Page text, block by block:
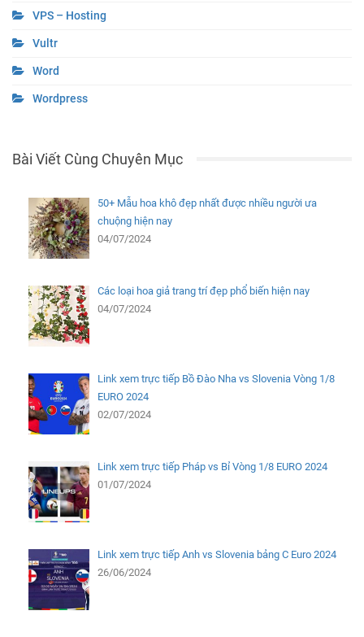
VPS – Hosting
Vultr
Word
Wordpress
Bài Viết Cùng Chuyên Mục
50+ Mẫu hoa khô đẹp nhất được nhiều người ưa
chuộng hiện nay
04/07/2024
Các loại hoa giả trang trí đẹp phổ biến hiện nay
04/07/2024
Link xem trực tiếp Bồ Đào Nha vs Slovenia Vòng 1/8
EURO 2024
02/07/2024
Link xem trực tiếp Pháp vs Bỉ Vòng 1/8 EURO 2024
01/07/2024
Link xem trực tiếp Anh vs Slovenia bảng C Euro 2024
26/06/2024